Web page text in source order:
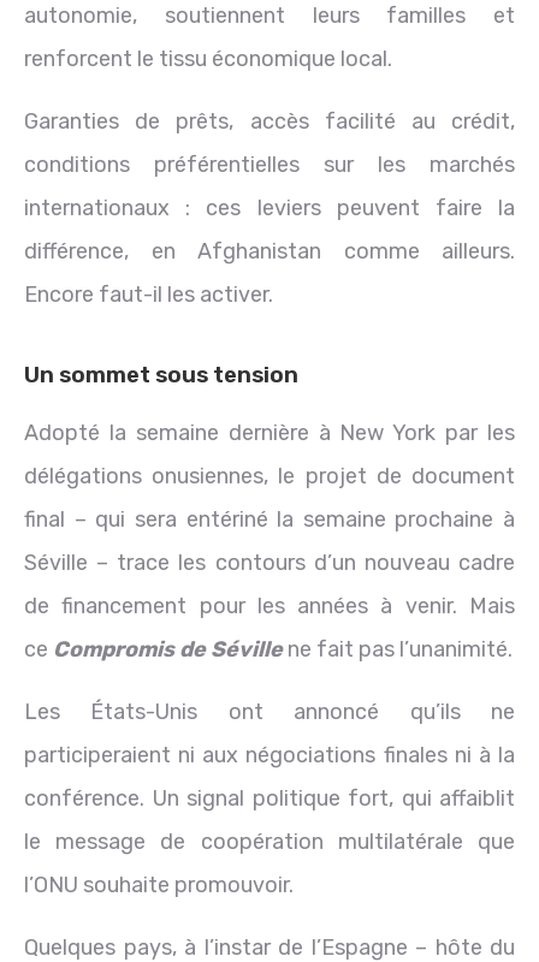
autonomie, soutiennent leurs familles et
renforcent le tissu économique local.
Garanties de prêts, accès facilité au crédit,
conditions préférentielles sur les marchés
internationaux : ces leviers peuvent faire la
différence, en Afghanistan comme ailleurs.
Encore faut-il les activer.
Un sommet sous tension
Adopté la semaine dernière à New York par les
délégations onusiennes, le projet de document
final – qui sera entériné la semaine prochaine à
Séville – trace les contours d’un nouveau cadre
de financement pour les années à venir. Mais
ce Compromis de Sévillene fait pas l’unanimité.
Les États-Unis ont annoncé qu’ils ne
participeraient ni aux négociations finales ni à la
conférence. Un signal politique fort, qui affaiblit
le message de coopération multilatérale que
l’ONU souhaite promouvoir.
Quelques pays, à l’instar de l’Espagne – hôte du